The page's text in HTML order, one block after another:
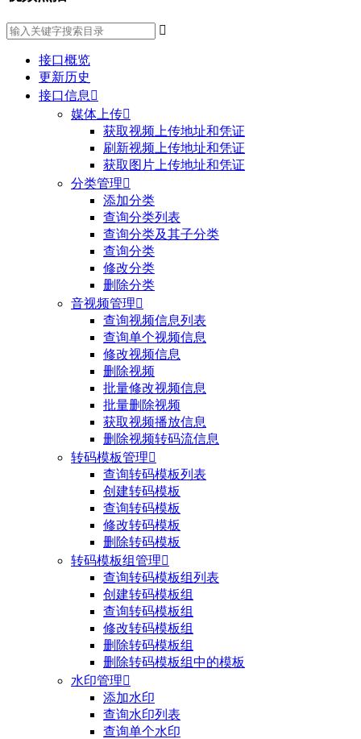

接口概览
更新历史
接口信息 
媒体上传
获取视频上传地址和凭证
刷新视频上传地址和凭证
获取图片上传地址和凭证
分类管理
添加分类
查询分类列表
查询分类及其子分类
查询分类
修改分类
删除分类
音视频管理
查询视频信息列表
查询单个视频信息
修改视频信息
删除视频
批量修改视频信息
批量删除视频
获取视频播放信息
删除视频转码流信息
转码模板管理
查询转码模板列表
创建转码模板
查询转码模板
修改转码模板
删除转码模板
转码模板组管理
查询转码模板组列表
创建转码模板组
查询转码模板组
修改转码模板组
删除转码模板组
删除转码模板组中的模板
水印管理
添加水印
查询水印列表
查询单个水印